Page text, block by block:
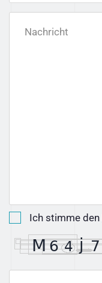
Nachricht
Ich stimme den